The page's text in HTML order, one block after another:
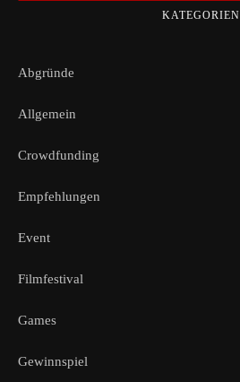
KATEGORIEN
Abgründe
Allgemein
Crowdfunding
Empfehlungen
Event
Filmfestival
Games
Gewinnspiel